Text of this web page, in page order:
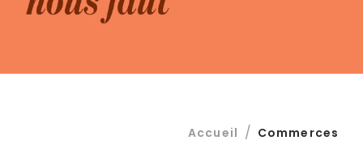
NOUS JOINDRE
Accueil / Commerces